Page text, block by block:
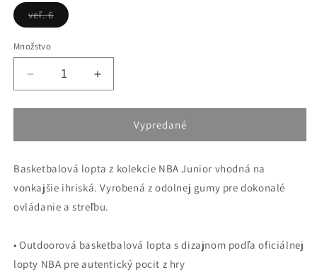
veľ. 6Variant
je
Množstvo
množstvo
pre
lopta
Jr.
NBA
Authentic
Series
6)
Zvýšiť
množstvo
pre
Basketbalová
lopta
Jr.
NBA
Authentic
Series
6)
Vypredané
Basketbalová lopta z kolekcie NBA Junior vhodná na
vonkajšie ihriská. Vyrobená z odolnej gumy pre dokonalé
ovládanie a streľbu.
• Outdoorová basketbalová lopta s dizajnom podľa oficiálnej
lopty NBA pre autentický pocit z hry